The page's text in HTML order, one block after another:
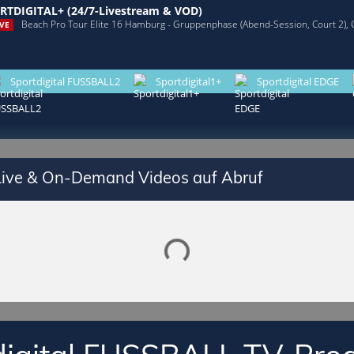
(24/7-Livestream & VOD)
Beach Pro Tour Elite 16 Hamburg - Gruppenphase (Abend-Session, Court
Sportdigital FUSSBALL2 Sportdigital1+ Sportdigital EDGE
& On-Demand Videos auf Abruf
Lade SPORTDIGITAL+ Mediathek